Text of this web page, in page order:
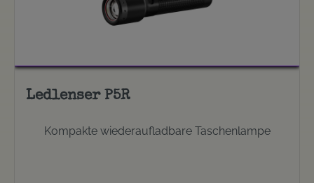
Ledlenser P5R
Kompakte wiederaufladbare Taschenlampe